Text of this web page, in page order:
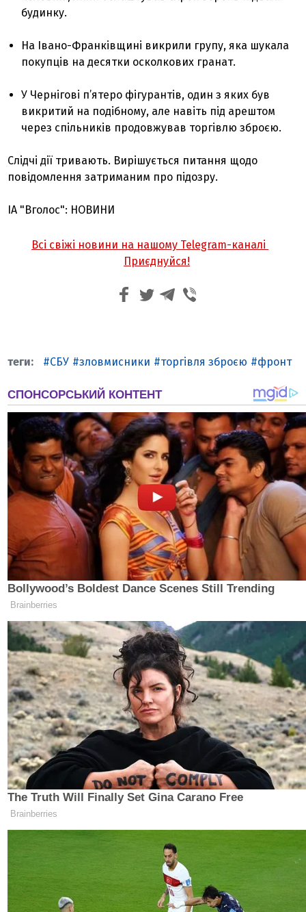
будинку.
На Івано-Франківщині викрили групу, яка шукала
покупців на десятки осколкових гранат.
У Чернігові п’ятеро фігурантів, один з яких був
викритий на подібному, але навіть під арештом
через спільників продовжував торгівлю зброєю.
Слідчі дії тривають. Вирішується питання щодо
повідомлення затриманим про підозру.
ІА "Вголос": НОВИНИ
Всі свіжі новини на нашому Telegram-каналі
Приєднуйся!
СБУ зловмисники торгівля зброєю фронт